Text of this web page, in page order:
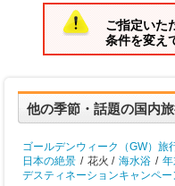
ご指定いた
条件を変え
他の季節・話題の国内
ゴールデンウィーク（GW）旅
日本の絶景 / 花火 / 海水浴 /
デスティネーションキャンペー